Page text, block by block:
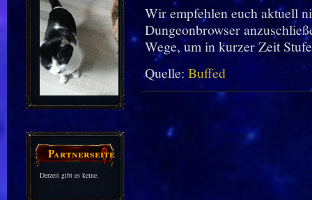
Partnerseiten
Derzeit gibt es keine.
Wir empfehlen euch aktuell
Dungeonbrowser
Wege, um in kurzer Zeit
Quelle: Buffed